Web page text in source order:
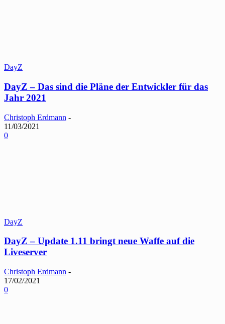
DayZ
DayZ – Das sind die Pläne der Entwickler für das
Jahr 2021
Christoph Erdmann -
11/03/2021
0
DayZ
DayZ – Update 1.11 bringt neue Waffe auf die
Liveserver
Christoph Erdmann -
17/02/2021
0